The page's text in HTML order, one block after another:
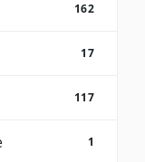
162
17
117
1